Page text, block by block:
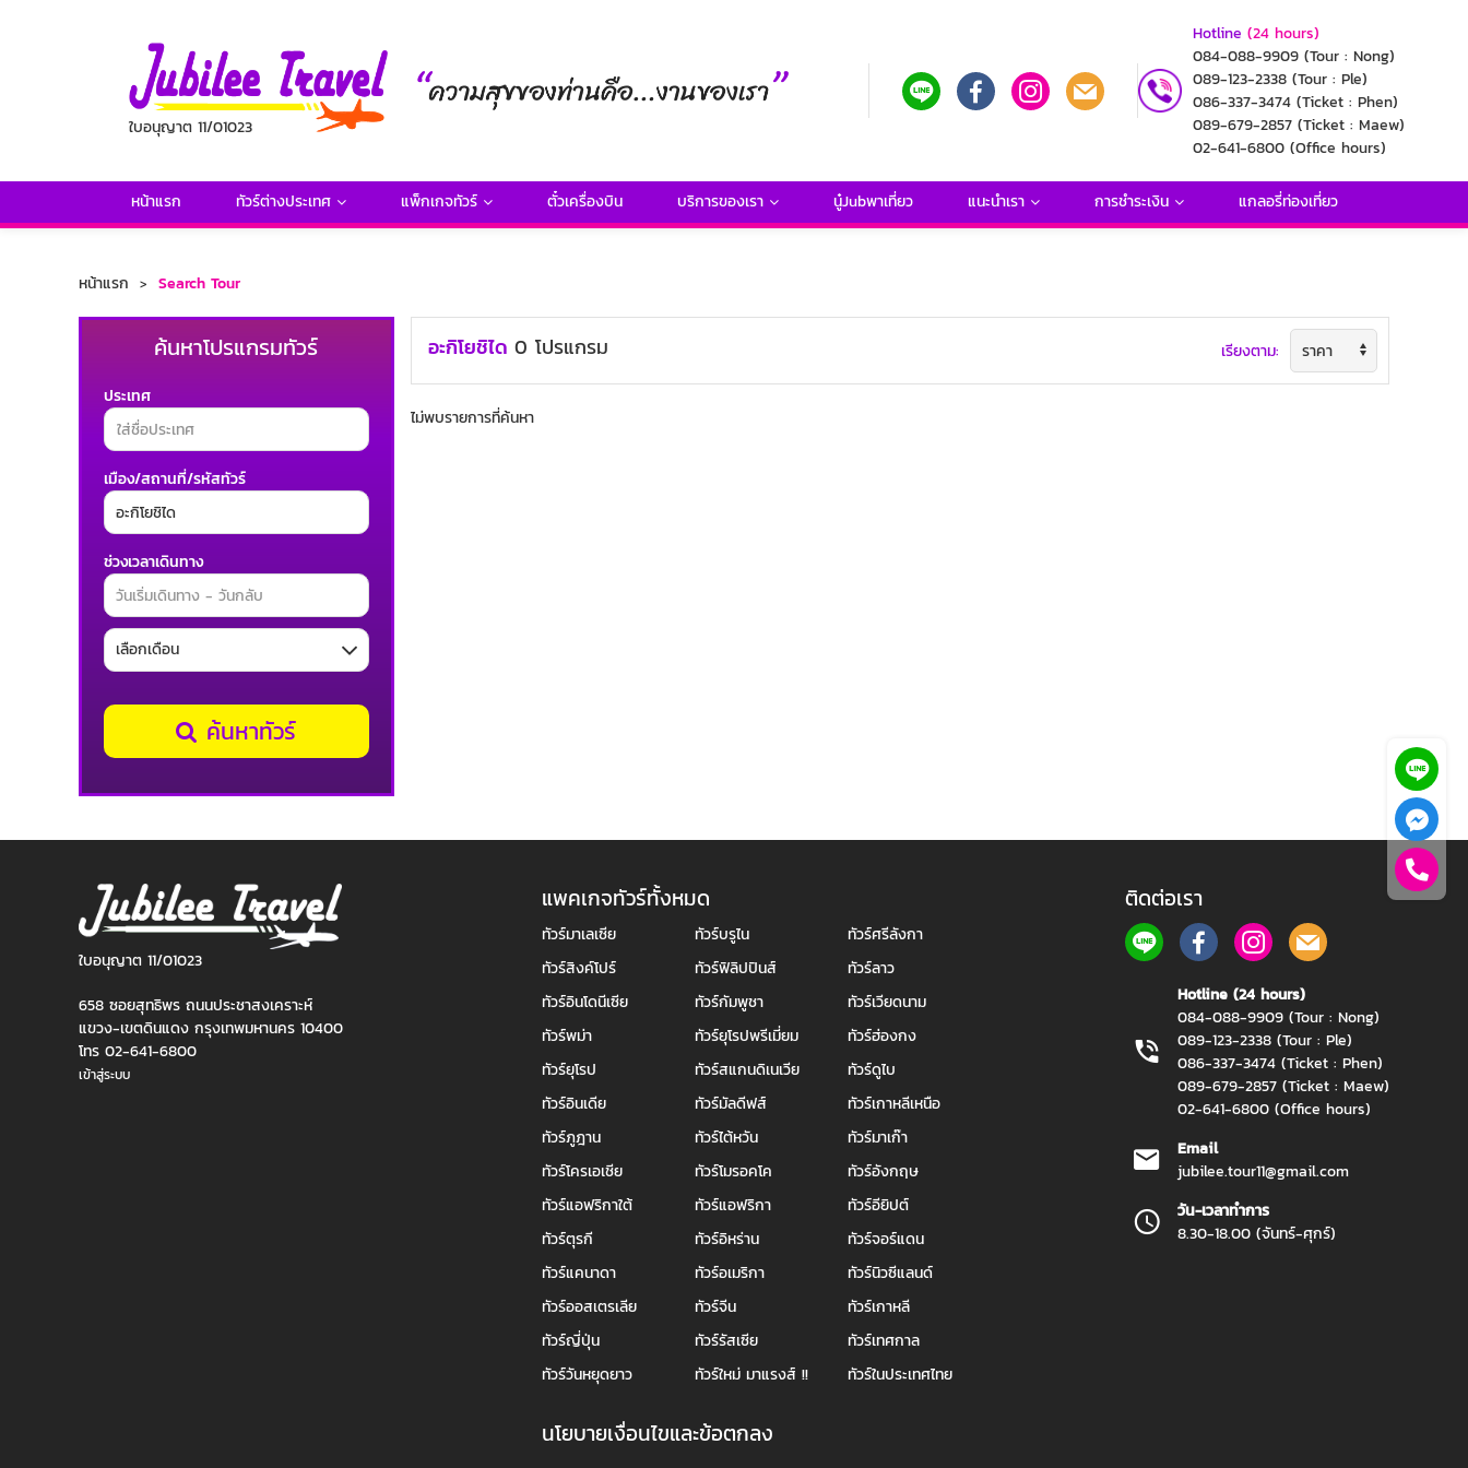
ใบอนุญาต 11/01023
Hotline (24 hours)
084-088-9909 (Tour : Nong)
089-123-2338 (Tour : Ple)
086-337-3474 (Ticket : Phen)
089-679-2857 (Ticket : Maew)
02-641-6800 (Office hours)
หน้าแรก ทัวร์ต่างประเทศ แพ็กเกจทัวร์ ตั๋วเครื่องบิน บริการของเรา นู๋Jubพาเที่ยว แนะนำเรา การชำระเงิน แกลอรี่ท่องเที่ยว
หน้าแรก Search Tour
ค้นหาโปรแกรมทัวร์
ประเทศ
ช่วงเวลาเดินทาง
เมือง/สถานที่/รหัสทัวร์
ค้นหาทัวร์
อะกิโยชิได 0 โปรแกรม เรียงตาม:
ไม่พบรายการที่ค้นหา
ใบอนุญาต 11/01023
658 ซอยสุทธิพร ถนนประชาสงเคราะห์
แขวง-เขตดินแดง กรุงเทพมหานคร 10400
โทร 02-641-6800
เข้าสู่ระบบ
แพคเกจทัวร์ทั้งหมด
ทัวร์มาเลเซีย ทัวร์บรูไน
ทัวร์ศรีลังกา
ทัวร์สิงค์โปร์
ทัวร์ฟิลิปปินส์
ทัวร์ลาว
ทัวร์อินโดนีเซีย
ทัวร์กัมพูชา
ทัวร์เวียดนาม
ทัวร์พม่า
ทัวร์ยุโรปพรีเมี่ยม
ทัวร์ฮ่องกง
ทัวร์ยุโรป
ทัวร์สแกนดิเนเวีย
ทัวร์ดูไบ
ทัวร์อินเดีย
ทัวร์มัลดีฟส์
ทัวร์เกาหลีเหนือ
ทัวร์ภูฎาน
ทัวร์ไต้หวัน
ทัวร์มาเก๊า
ทัวร์โครเอเชีย
ทัวร์โมรอคโค
ทัวร์อังกฤษ
ทัวร์แอฟริกาใต้
ทัวร์แอฟริกา
ทัวร์อียิปต์
ทัวร์ตุรกี
ทัวร์อิหร่าน
ทัวร์จอร์แดน
ทัวร์แคนาดา
ทัวร์อเมริกา
ทัวร์นิวซีแลนด์
ทัวร์ออสเตรเลีย
ทัวร์จีน
ทัวร์เกาหลี
ทัวร์ญี่ปุ่น
ทัวร์รัสเซีย
ทัวร์เทศกาล
ทัวร์วันหยุดยาว
ทัวร์ใหม่ มาแรงส์ !! ทัวร์ในประเทศไทย
นโยบายเงื่อนไขและข้อตกลง
ติดต่อเรา
Hotline (24 hours)
084-088-9909 (Tour : Nong)
089-123-2338 (Tour : Ple)
086-337-3474 (Ticket : Phen)
089-679-2857 (Ticket : Maew)
02-641-6800 (Office hours)
Email
jubilee.tour11@gmail.com
วัน-เวลาทำการ
8.30-18.00 (จันทร์-ศุกร์)